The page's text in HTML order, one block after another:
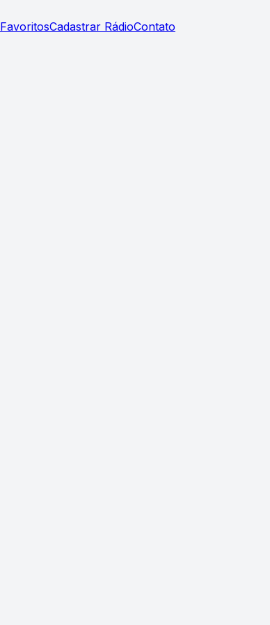
FavoritosCadastrar RádioContato